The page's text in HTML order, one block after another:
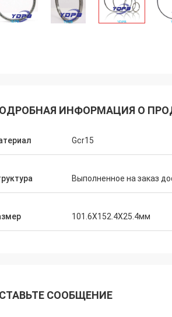
ИНФОРМАЦИЯ О
Gcr15
Выполненное на заказ
101.6X152.4X25.4мм
СООБЩЕНИЕ